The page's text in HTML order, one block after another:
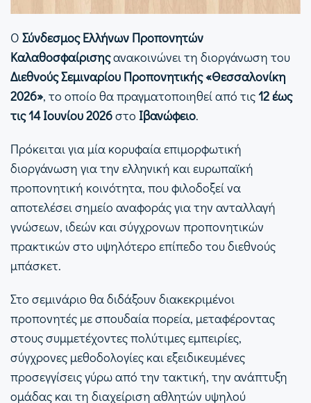
Ο Σύνδεσμος Ελλήνων Προπονητών
Καλαθοσφαίρισηςανακοινώνει τη διοργάνωση του
Διεθνούς Σεμιναρίου Προπονητικής «Θεσσαλονίκη
2026», το οποίο θα πραγματοποιηθεί από τις12 έως
τις 14 Ιουνίου 2026στο Ιβανώφειο.
Πρόκειται για μία κορυφαία επιμορφωτική
διοργάνωση για την ελληνική και ευρωπαϊκή
προπονητική κοινότητα, που φιλοδοξεί να
αποτελέσει σημείο αναφοράς για την ανταλλαγή
γνώσεων, ιδεών και σύγχρονων προπονητικών
πρακτικών στο υψηλότερο επίπεδο του διεθνούς
μπάσκετ.
Στο σεμινάριο θα διδάξουν διακεκριμένοι
προπονητές με σπουδαία πορεία, μεταφέροντας
στους συμμετέχοντες πολύτιμες εμπειρίες,
σύγχρονες μεθοδολογίες και εξειδικευμένες
προσεγγίσεις γύρω από την τακτική, την ανάπτυξη
ομάδας και τη διαχείριση αθλητών υψηλού